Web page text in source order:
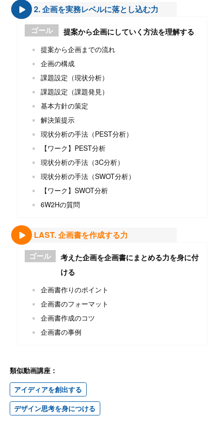
2. 企画を実務レベルに落とし込む力
ゴール 提案から企画にしていく方法を理解する
提案から企画までの流れ
企画の構成
課題設定（現状分析）
課題設定（課題発見）
基本方針の策定
解決策提示
現状分析の手法（PEST分析）
【ワーク】PEST分析
現状分析の手法（3C分析）
現状分析の手法（SWOT分析）
【ワーク】SWOT分析
6W2Hの質問
LAST. 企画書を作成する力
ゴール
考えた企画を企画書にまとめる力を身に付
ける
企画書作りのポイント
企画書のフォーマット
企画書作成のコツ
企画書の事例
類似動画講座：
アイディアを創出する
デザイン思考を身につける